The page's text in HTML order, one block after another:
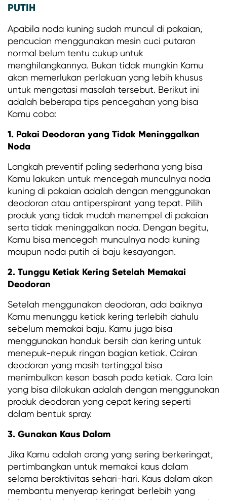
PUTIH
Apabila noda kuning sudah muncul di pakaian,
pencucian menggunakan mesin cuci putaran
normal belum tentu cukup untuk
menghilangkannya. Bukan tidak mungkin Kamu
akan memerlukan perlakuan yang lebih khusus
untuk mengatasi masalah tersebut. Berikut ini
adalah beberapa tips pencegahan yang bisa
Kamu coba:
1. Pakai Deodoran yang Tidak Meninggalkan
Noda
Langkah preventif paling sederhana yang bisa
Kamu lakukan untuk mencegah munculnya noda
kuning di pakaian adalah dengan menggunakan
deodoran atau antiperspirant yang tepat. Pilih
produk yang tidak mudah menempel di pakaian
serta tidak meninggalkan noda. Dengan begitu,
Kamu bisa mencegah munculnya noda kuning
maupun noda putih di baju kesayangan.
2. Tunggu Ketiak Kering Setelah Memakai
Deodoran
Setelah menggunakan deodoran, ada baiknya
Kamu menunggu ketiak kering terlebih dahulu
sebelum memakai baju. Kamu juga bisa
menggunakan handuk bersih dan kering untuk
menepuk-nepuk ringan bagian ketiak. Cairan
deodoran yang masih tertinggal bisa
menimbulkan kesan basah pada ketiak. Cara lain
yang bisa dilakukan adalah dengan menggunakan
produk deodoran yang cepat kering seperti
dalam bentuk spray.
3. Gunakan Kaus Dalam
Jika Kamu adalah orang yang sering berkeringat,
pertimbangkan untuk memakai kaus dalam
selama beraktivitas sehari-hari. Kaus dalam akan
membantu menyerap keringat berlebih yang